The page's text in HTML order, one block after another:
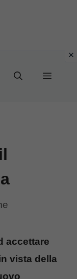
Menu
accettare
vista della